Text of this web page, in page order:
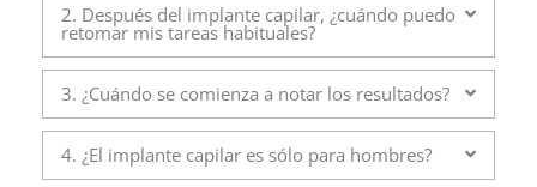
2. Después del implante capilar, ¿cuándo puedo
retomar mis tareas habituales?
3. ¿Cuándo se comienza a notar los resultados?
4. ¿El implante capilar es sólo para hombres?